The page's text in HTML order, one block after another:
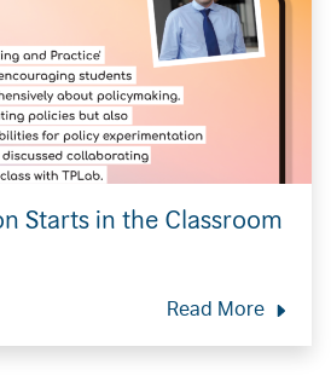
Starts in the Classroom
Read More